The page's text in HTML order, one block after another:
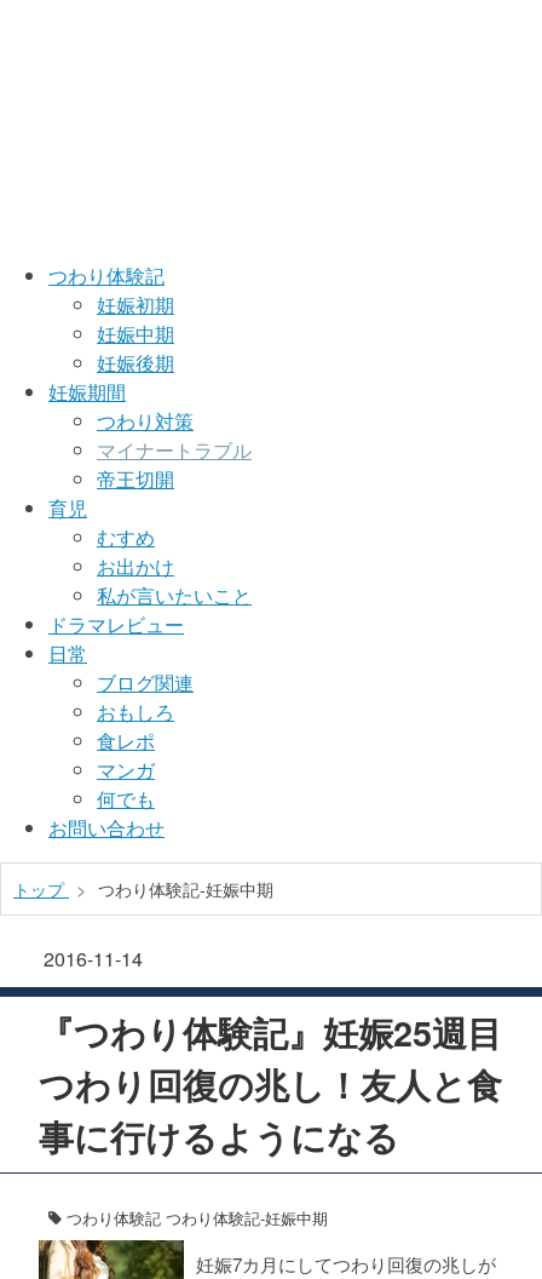
つわり体験記
妊娠初期
妊娠中期
妊娠後期
妊娠期間
つわり対策
マイナートラブル
帝王切開
育児
むすめ
お出かけ
私が言いたいこと
ドラマレビュー
日常
ブログ関連
おもしろ
食レポ
マンガ
何でも
お問い合わせ
トップ > つわり体験記-妊娠中期
2016-11-14
『つわり体験記』妊娠25週目
つわり回復の兆し！友人と食
事に行けるようになる
つわり体験記 つわり体験記-妊娠中期
妊娠7カ月にしてつわり回復の兆しが